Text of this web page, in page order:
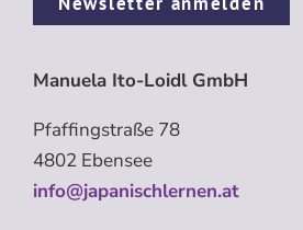
Manuela Ito-Loidl GmbH
Pfaffingstraße 78
4802 Ebensee
info@japanischlernen.at